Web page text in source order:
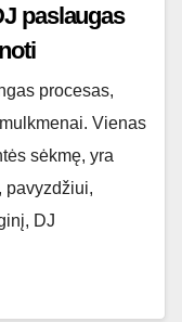
paslaugas
procesas,
Vienas
sėkmę, yra
pavyzdžiui,
DJ